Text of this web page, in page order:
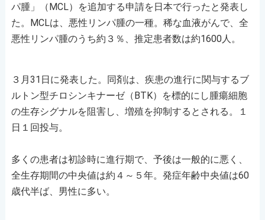
パ腫」（MCL）を追加する申請を日本で行ったと発表し
た。MCLは、悪性リンパ腫の一種。稀な血液がんで、全
悪性リンパ腫のうち約３％、推定患者数は約1600人。
３月31日に発表した。同剤は、疾患の進行に関与するブ
ルトン型チロシンキナーゼ（BTK）を標的にし腫瘍細胞
の生存シグナルを阻害し、増殖を抑制するとされる。１
日１回投与。
多くの患者は初診時に進行期で、予後は一般的に悪く、
全生存期間の中央値は約４～５年。発症年齢中央値は60
歳代半ば、男性に多い。